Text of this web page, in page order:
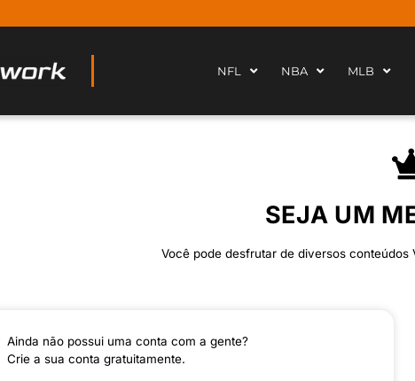
NFL NBA MLB
SEJA UM
Você pode desfrutar de diversos conteúdos
Ainda não possui uma conta com a gente?
Crie a sua conta gratuitamente.